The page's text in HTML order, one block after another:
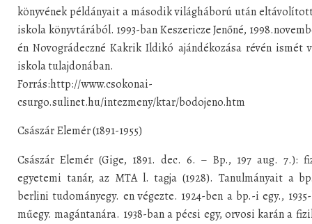
könyvének példányait a második világháború után
iskola könyvtárából. 1993-ban Keszericze Jenőné,
én Novográdeczné Kakrik Ildikó ajándékozása révén ismét
iskola tulajdonában.
Forrás:http://www.csokonai-
csurgo.sulinet.hu/intezmeny/ktar/bodojeno.htm
Császár Elemér (1891-1955)
Császár Elemér (Gige, 1891. dec. 6. – Bp., 197 aug. 7.):
egyetemi tanár, az MTA l. tagja (1928). Tanulmányait a
berlini tudományegy. en végezte. 1924-ben a bp.-i egy.,
műegy. magántanára. 1938-ban a pécsi egy, orvosi karán a